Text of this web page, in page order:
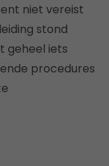
niet vereist
stond
geheel iets
procedures